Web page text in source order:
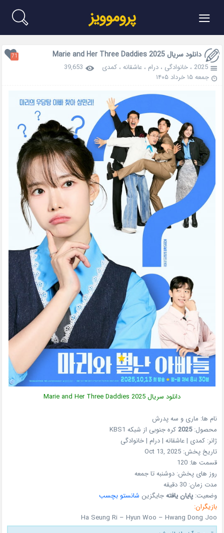
≡ پروموویز
دانلود سریال Marie and Her Three Daddies 2025 71
2025 ،خانوادگی ،درام ،عاشقانه ،کمدی
39,653
جمعه ۱۵ خرداد ۱۴۰۵
دانلود سریال Marie and Her Three Daddies 2025
نام ها: ماری و سه پدرش
محصول:2025 کره جنوبی از شبکه KBS1
ژانر:کمدی | عاشقانه | درام | خانوادگی
تاریخ پخش:Oct 13, 2025
قسمت ها:120
روز های پخش:دوشنبه تا جمعه
مدت زمان:30 دقیقه
وضعیت:پایان یافتهجایگزین شانستو بچسب
بازیگران:
Ha Seung Ri – Hyun Woo – Hwang Dong Joo